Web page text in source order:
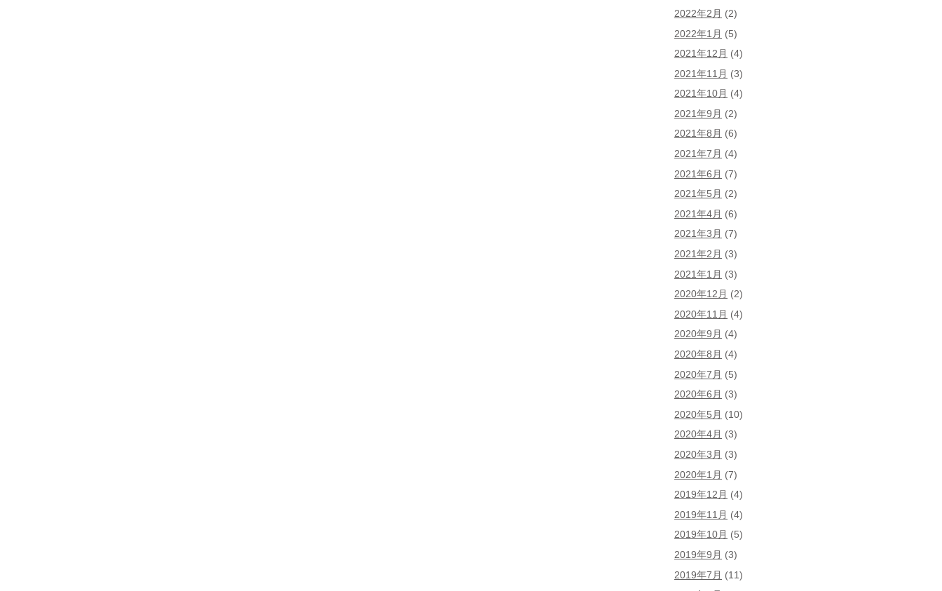
2022年2月 (2)
2022年1月 (5)
2021年12月 (4)
2021年11月 (3)
2021年10月 (4)
2021年9月 (2)
2021年8月 (6)
2021年7月 (4)
2021年6月 (7)
2021年5月 (2)
2021年4月 (6)
2021年3月 (7)
2021年2月 (3)
2021年1月 (3)
2020年12月 (2)
2020年11月 (4)
2020年9月 (4)
2020年8月 (4)
2020年7月 (5)
2020年6月 (3)
2020年5月 (10)
2020年4月 (3)
2020年3月 (3)
2020年1月 (7)
2019年12月 (4)
2019年11月 (4)
2019年10月 (5)
2019年9月 (3)
2019年7月 (11)